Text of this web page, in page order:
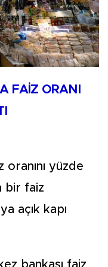
FAİZ ORANI
oranını yüzde
bir faiz
açık kapı
bankası faiz